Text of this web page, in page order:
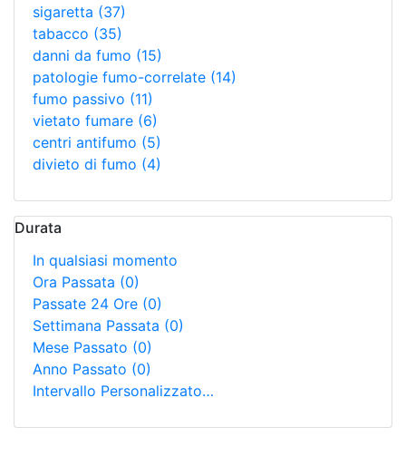
sigaretta (37)
tabacco (35)
danni da fumo (15)
patologie fumo-correlate (14)
fumo passivo (11)
vietato fumare (6)
centri antifumo (5)
divieto di fumo (4)
Durata
In qualsiasi momento
Ora Passata (0)
Passate 24 Ore (0)
Settimana Passata (0)
Mese Passato (0)
Anno Passato (0)
Intervallo Personalizzato…